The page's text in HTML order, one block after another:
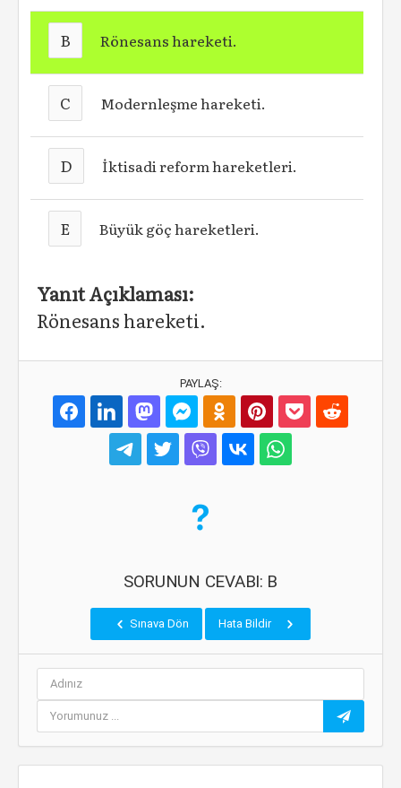
B Rönesans hareketi.
C Modernleşme hareketi.
D İktisadi reform hareketleri.
E Büyük göç hareketleri.
Yanıt Açıklaması:
Rönesans hareketi.
PAYLAŞ:
SORUNUN CEVABI: B
Sınava Dön Hata Bildir